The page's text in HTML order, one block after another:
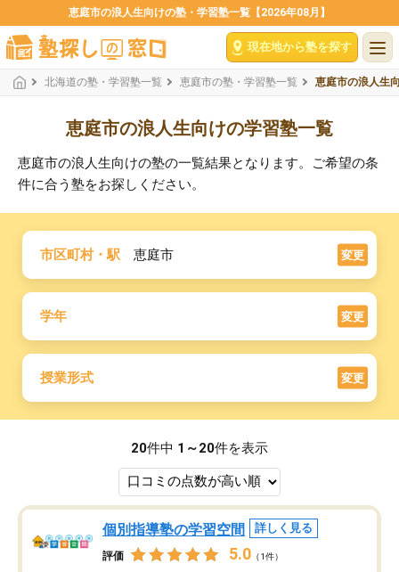
恵庭市の浪人生向けの塾・学習塾一覧【2026年08月】
現在地から塾を探す
北海道の塾・学習塾一覧 恵庭市の塾・学習塾一覧 恵庭市の浪人生
恵庭市の浪人生向けの学習塾一覧
恵庭市の浪人生向けの塾の一覧結果となります。ご希望の条
件に合う塾をお探しください。
市区町村・駅 恵庭市 変更
学年 変更
授業形式 変更
20件中 1～20件を表示
個別指導塾の学習空間 詳しく見る
評価 5.0 （1件）